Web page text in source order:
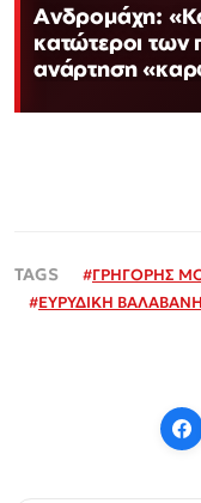
Ανδρομάχη:
κατώτεροι των
ανάρτηση
#ΓΡΗΓΟΡΗΣ
#ΕΥΡΥΔΙΚΗ ΒΑΛΑΒΑΝΗ